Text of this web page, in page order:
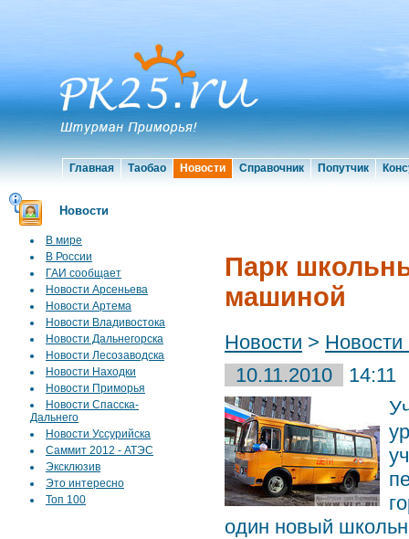
Главная Таобао Новости Справочник Попутчик
Новости
В мире
В России
ГАИ сообщает
Новости Арсеньева
Новости Артема
Новости Владивостока
Новости Дальнегорска
Новости Лесозаводска
Новости Находки
Новости Приморья
Новости Спасска-
Дальнего
Новости Уссурийска
Саммит 2012 - АТЭС
Эксклюзив
Это интересно
Топ 100
Парк
машиной
Новости > Новости
10.11.2010
14:11
один новый